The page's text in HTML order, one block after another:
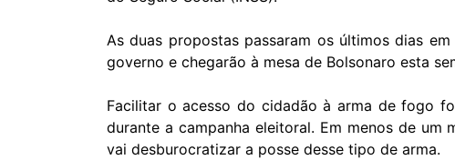
As duas propostas passaram os últimos dias
governo e chegarão à mesa de Bolsonaro esta
Facilitar o acesso do cidadão à arma de fogo
durante a campanha eleitoral. Em menos de um
vai desburocratizar a posse desse tipo de arma.